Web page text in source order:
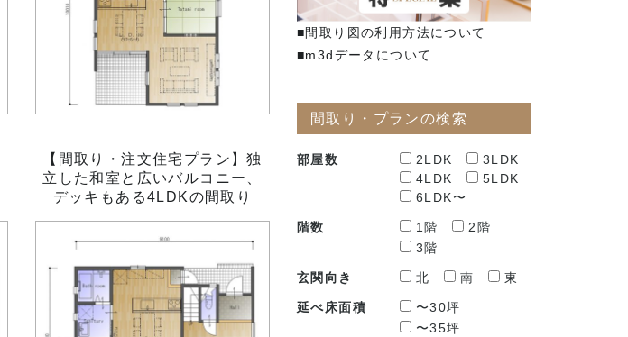
【間取り・注文住宅プラン】独
立した和室と広いバルコニー、
デッキもある4LDKの間取り
■間取り図の利用方法について
■m3dデータについて
間取り・プランの検索
部屋数 2LDK
3LDK
4LDK
5LDK
6LDK〜
階数 1階
2階
3階
玄関向き 北 南 東
延べ床面積
〜30坪
〜35坪